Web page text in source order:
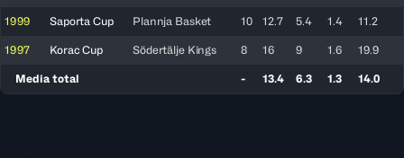
1999 Saporta Cup Plannja Basket 10 12.7 5.4 1.4 11.2
1997 Korac Cup Södertälje Kings 8 16 9 1.6 19.9
Media total - 13.4 6.3 1.3 14.0